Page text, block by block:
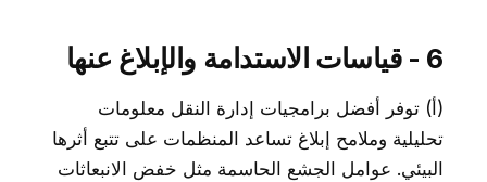
6 - قياسات الاستدامة والإبلاغ عنها
(أ) توفر أفضل برامجيات إدارة النقل معلومات
تحليلية وملامح إبلاغ تساعد المنظمات على تتبع أثرها
البيئي. عوامل الجشع الحاسمة مثل خفض الانبعاثات